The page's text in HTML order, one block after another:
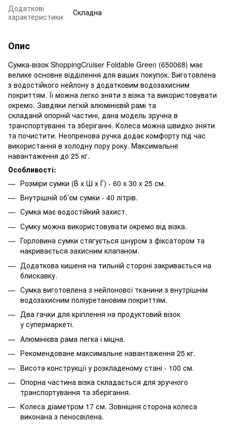
Додаткові
характеристики
Складна
Опис
Cумка-візок ShoppingCruiser Foldable Green (650068) має
велике основне відділення для ваших покупок. Виготовлена
з водостійкого нейлону з додатковим водозахисним
покриттям. Її можна легко зняти з візка та використовувати
окремо. Завдяки легкій алюмінієвій рамі та
складаній опорній частині, дана модель зручна в
транспортуванні та зберіганні. Колеса можна швидко зняти
та почистити. Неопренова ручка додає комфорту під час
використання в холодну пору року. Максимальне
навантаження до 25 кг.
Особливості:
Розміри сумки (В х Ш х Г) - 60 x 30 x 25 см.
Внутрішній об’єм сумки - 40 літрів.
Сумка має водостійкий захист.
Сумку можна використовувати окремо від візка.
Горловина сумки стягується шнуром з фіксатором та
накривається захисним клапаном.
Додаткова кишеня на тильній стороні закривається на
блискавку.
Сумка виготовлена з нейлонової тканини з внутрішнім
водозахисним поліуретановим покриттям.
Два гачки для кріплення на продуктовий візок
у супермаркеті.
Алюмінієва рама легка і міцна.
Рекомендоване максимальне навантаження 25 кг.
Висота конструкції у розкладеному стані - 100 см.
Опорна частина візка складається для зручного
транспортування та зберігання.
Колеса діаметром 17 см. Зовнішня сторона колеса
виконана з пеносвілена.